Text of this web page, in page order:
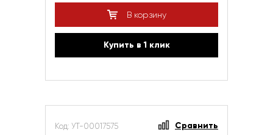
В корзину
Купить в 1 клик
Код: УТ-00017575 Сравнить